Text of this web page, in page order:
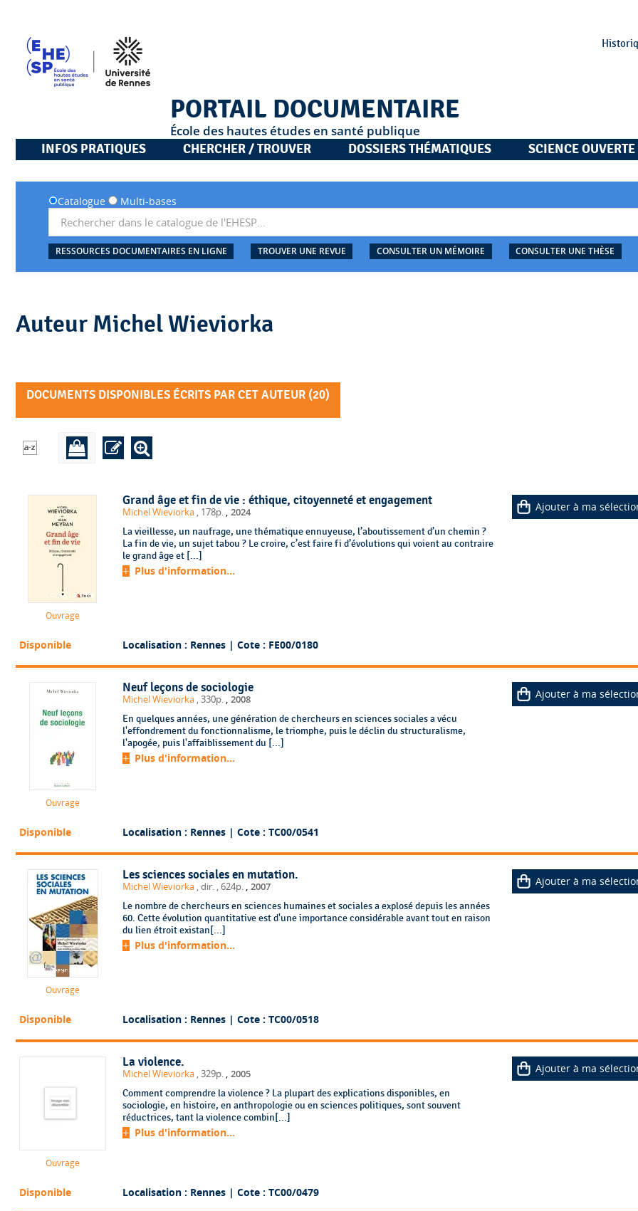
PORTAIL DOCUMENTAIRE
École des hautes études en santé publique
INFOS PRATIQUES
CHERCHER / TROUVER DOSSIERS THÉMATIQUES SCIENCE OUVERTE
Catalogue Multi-bases
RESSOURCES DOCUMENTAIRES EN LIGNE TROUVER UNE REVUE CONSULTER UN MÉMOIRE CONSULTER UNE THÈSE
Auteur Michel Wieviorka
DOCUMENTS DISPONIBLES ÉCRITS PAR CET AUTEUR (20)
Ouvrage
Grand âge et fin de vie : éthique, citoyenneté et engagement
Michel Wieviorka , 178p. 2024
La vieillesse, un naufrage, une thématique ennuyeuse, l’aboutissement d’un chemin ?
La fin de vie, un sujet tabou ? Le croire, c’est faire fi d’évolutions qui voient au contraire
le grand âge et [...]
Plus d'information...
Ajouter à ma
Disponible Localisation : Rennes | Cote : FE00/0180
Ouvrage
Neuf leçons de sociologie
Michel Wieviorka , 330p. 2008
En quelques années, une génération de chercheurs en sciences sociales a vécu
l'effondrement du fonctionnalisme, le triomphe, puis le déclin du structuralisme,
l'apogée, puis l'affaiblissement du [...]
Plus d'information...
Ajouter à ma
Disponible Localisation : Rennes | Cote : TC00/0541
Ouvrage
Les sciences sociales en mutation.
Michel Wieviorka , dir. , 624p. 2007
Le nombre de chercheurs en sciences humaines et sociales a explosé depuis les années
60. Cette évolution quantitative est d'une importance considérable avant tout en raison
du lien étroit existan[...]
Plus d'information...
Ajouter à ma
Disponible Localisation : Rennes | Cote : TC00/0518
Ouvrage
La violence.
Michel Wieviorka , 329p. 2005
Comment comprendre la violence ? La plupart des explications disponibles, en
sociologie, en histoire, en anthropologie ou en sciences politiques, sont souvent
réductrices, tant la violence combin[...]
Plus d'information...
Ajouter à ma
Disponible Localisation : Rennes | Cote : TC00/0479